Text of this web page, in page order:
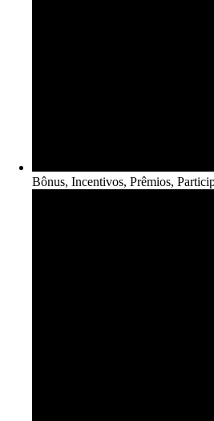
Bônus, Incentivos, Prêmios,